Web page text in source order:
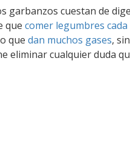
garbanzos cuestan de
que comer legumbres
que dan muchos gases,
eliminar cualquier duda